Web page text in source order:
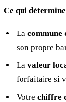
Ce qui
La commune
son propre
La valeur
forfaitaire si
Votre chiffre